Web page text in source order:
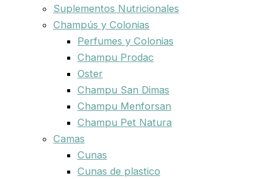
Suplementos Nutricionales
Champús y Colonias
Perfumes y Colonias
Champu Prodac
Oster
Champu San Dimas
Champu Menforsan
Champu Pet Natura
Camas
Cunas
Cunas de plastico